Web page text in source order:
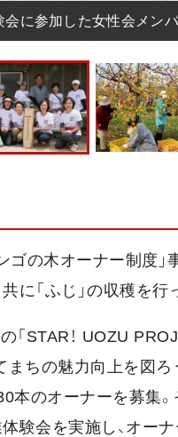
に参加した女性会メン
の木オーナー制度
に「ふじ」の収穫を行
「STAR！ UOZU
ちの魅力向上を図ろ
本のオーナーを募集
験会を実施し、オー